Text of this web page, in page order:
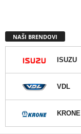
NAŠI BRENDOVI
ISUZU
VDL
KRONE